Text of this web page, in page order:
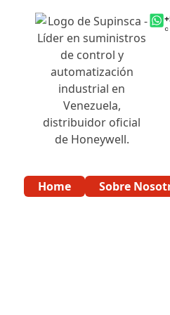
contenido
Home Sobre